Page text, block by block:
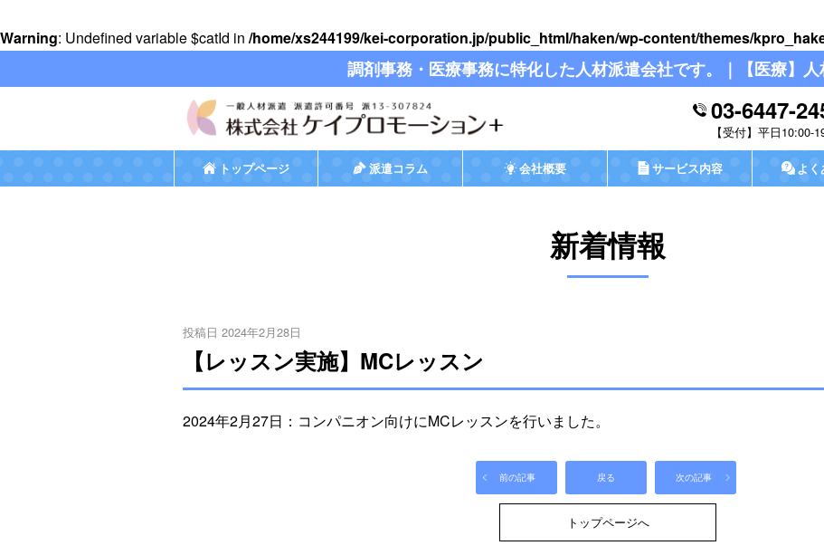
Warning: Undefined variable $catId in /home/xs244199/kei-corporation.jp/public_html/haken/wp-content/themes/
調剤事務・医療事務に特化した人材派遣会社です。｜【医療】
03-6447-
平日10:00-
トップページ 派遣コラム 会社概要 サービス内容 よく
新着情報
投稿日 2024年2月28日
【レッスン実施】MCレッスン
2024年2月27日：コンパニオン向けにMCレッスンを行いました。
前の記事 戻る 次の記事
トップページへ